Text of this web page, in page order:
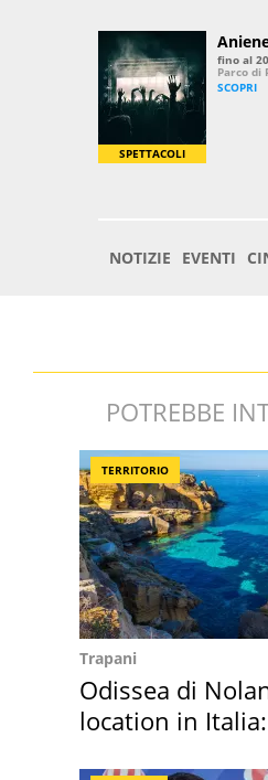
POTREBBE
TERRITORIO
Trapani
Odissea di
location in